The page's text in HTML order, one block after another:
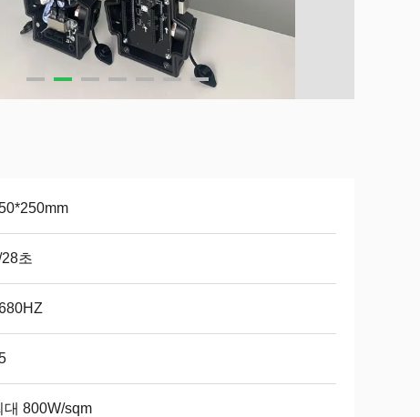
28초
대 800W/sqm